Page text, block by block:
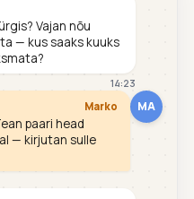
Vajan nõu
— kus saaks kuuks
14:23
MA
Marko
paari head
— kirjutan sulle